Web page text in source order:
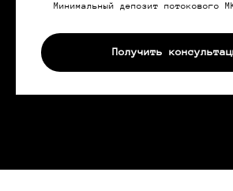
Минимальный депозит потокового
Получить